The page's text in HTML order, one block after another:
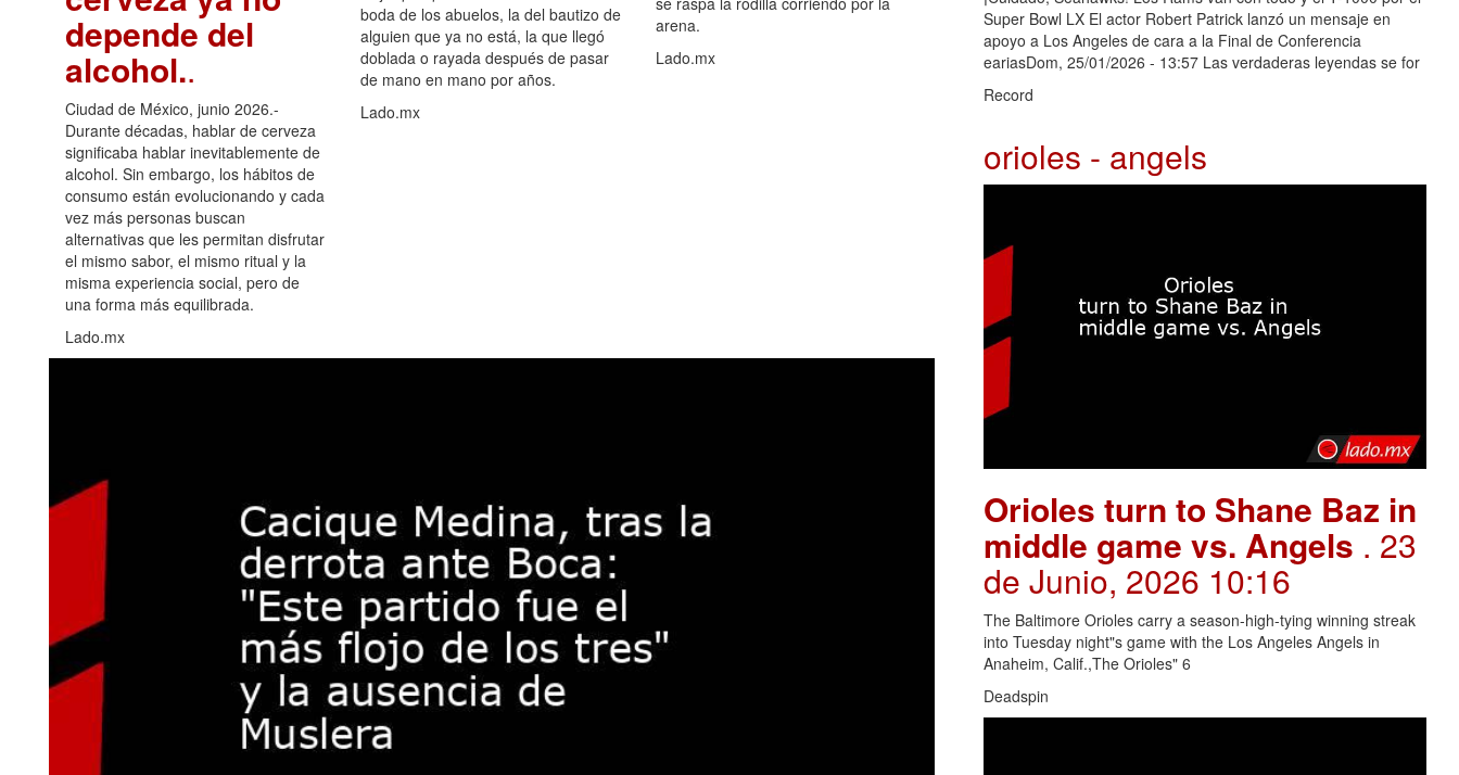
depende del
alcohol..
Ciudad de México, junio 2026.-
Durante décadas, hablar de cerveza
significaba hablar inevitablemente de
alcohol. Sin embargo, los hábitos de
consumo están evolucionando y cada
vez más personas buscan
alternativas que les permitan disfrutar
el mismo sabor, el mismo ritual y la
misma experiencia social, pero de
una forma más equilibrada.
Lado.mx
boda de los abuelos, la del bautizo de
alguien que ya no está, la que llegó
doblada o rayada después de pasar
de mano en mano por años.
Lado.mx
arena.
Lado.mx
Super Bowl LX El actor Robert Patrick lanzó un mensaje en
apoyo a Los Angeles de cara a la Final de Conferencia
eariasDom, 25/01/2026 - 13:57 Las verdaderas leyendas se for
Record
orioles - angels
Orioles turn to Shane Baz in
middle game vs. Angels . 23
de Junio, 2026 10:16
The Baltimore Orioles carry a season-high-tying winning streak
into Tuesday night"s game with the Los Angeles Angels in
Anaheim, Calif.,The Orioles" 6
Deadspin